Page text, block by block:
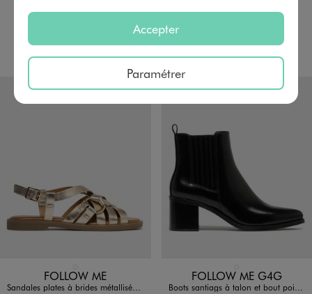
AJOUTERAU PANIER
5/5 de moyenne
AJOUTERAU PANIER
Disponible en 1 coloris
FOLLOW ME
Sandales plates à brides métallisées femme - Follow Me
Disponible en 1 coloris
FOLLOW ME G4G
Boots santiags à talon et bout pointu femme
Accepter
Paramétrer